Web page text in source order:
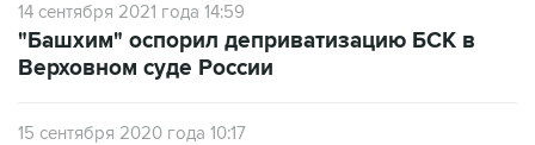
14 сентября 2021 года 14:59
"Башхим" оспорил деприватизацию БСК в
Верховном суде России
15 сентября 2020 года 10:17